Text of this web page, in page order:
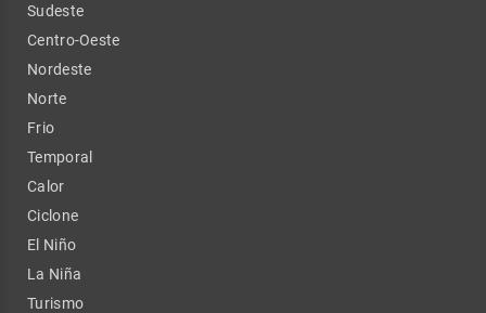
Sudeste
Centro-Oeste
Nordeste
Norte
Frio
Temporal
Calor
Ciclone
El Niño
La Niña
Turismo